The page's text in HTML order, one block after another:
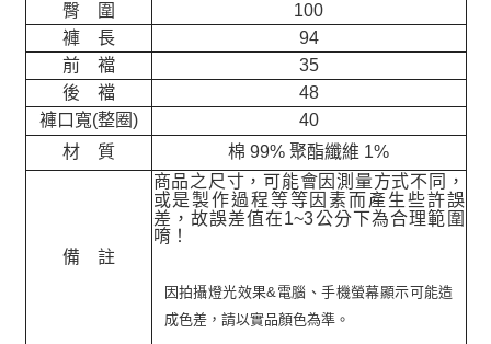
臀 圍
100
褲 長
94
前 襠
35
後 襠
48
褲口寬(整圈)
40
材 質
棉 99% 聚酯纖維 1%
備 註
商品之尺寸，可能會因測量方式不同，
或是製作過程等等因素而產生些許誤
差，故誤差值在1~3公分下為合理範圍
唷！
因拍攝燈光效果&電腦、手機螢幕顯示可能造
成色差，請以實品顏色為準。